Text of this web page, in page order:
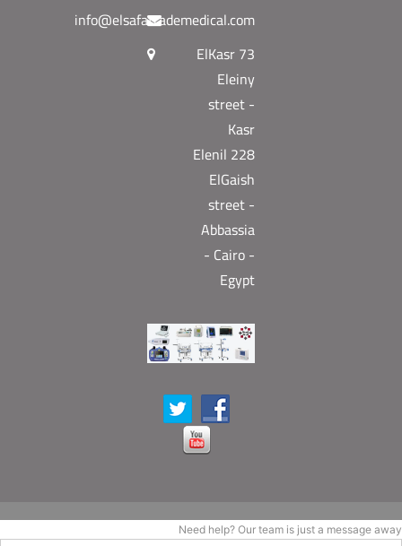
info@elsafatrademedical.com
73 ElKasr
Eleiny
street -
Kasr
Elenil 228
ElGaish
street -
Abbassia
- Cairo -
Egypt
Need help? Our team is just a message away